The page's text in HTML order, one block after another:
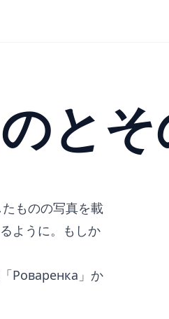
と
ものの写真を載
ように。もしか
Pоваренка」か